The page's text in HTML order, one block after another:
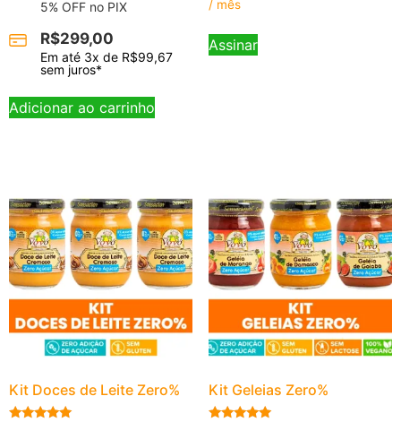
5% OFF no PIX
R$299,00
Em até 3x de R$99,67
sem juros*
Adicionar ao carrinho
/ mês
Assinar
Kit Doces de Leite Zero% Kit Geleias Zero%